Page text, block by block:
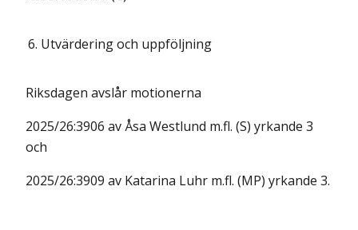
6. Utvärdering och uppföljning
Riksdagen avslår motionerna
2025/26:3906 av Åsa Westlund m.fl. (S) yrkande 3
och
2025/26:3909 av Katarina Luhr m.fl. (MP) yrkande 3.